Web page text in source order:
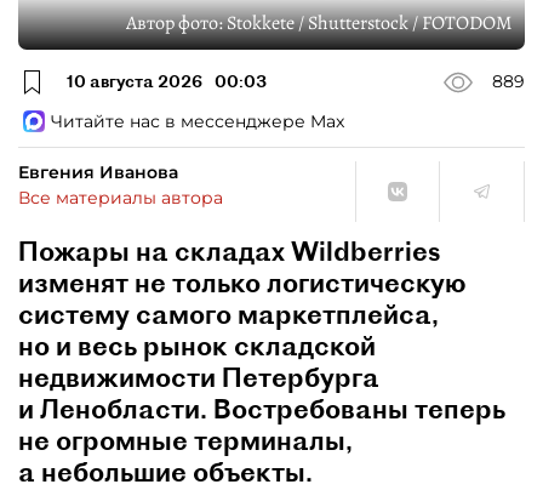
Автор фото:Stokkete / Shutterstock / FOTODOM
10 августа 2026 00:03
889
Читайте нас в мессенджере Max
Евгения Иванова
Все материалы автора
Пожары на складах Wildberries
изменят не только логистическую
систему самого маркетплейса,
но и весь рынок складской
недвижимости Петербурга
и Ленобласти. Востребованы теперь
не огромные терминалы,
а небольшие объекты.